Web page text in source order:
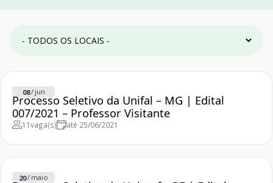
08/ jun
Processo Seletivo da Unifal – MG | Edital
007/2021 – Professor Visitante
11vaga(s) até 25/06/2021
20/ maio